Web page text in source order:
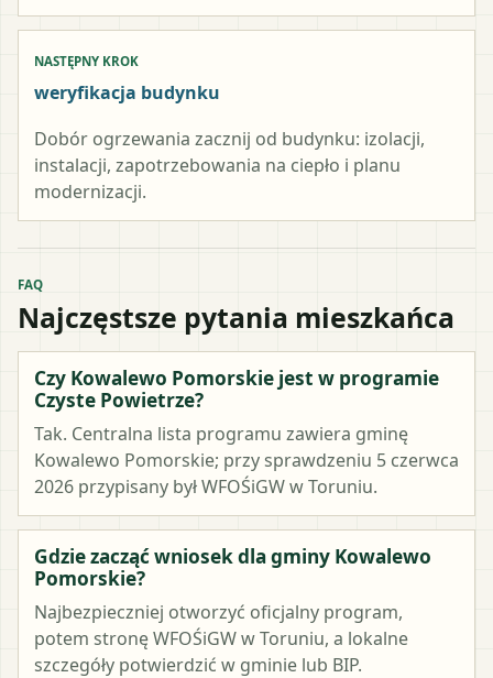
NASTĘPNY KROK
weryfikacja budynku
Dobór ogrzewania zacznij od budynku: izolacji,
instalacji, zapotrzebowania na ciepło i planu
modernizacji.
FAQ
Najczęstsze pytania mieszkańca
Czy Kowalewo Pomorskie jest w programie
Czyste Powietrze?
Tak. Centralna lista programu zawiera gminę
Kowalewo Pomorskie; przy sprawdzeniu 5 czerwca
2026 przypisany był WFOŚiGW w Toruniu.
Gdzie zacząć wniosek dla gminy Kowalewo
Pomorskie?
Najbezpieczniej otworzyć oficjalny program,
potem stronę WFOŚiGW w Toruniu, a lokalne
szczegóły potwierdzić w gminie lub BIP.